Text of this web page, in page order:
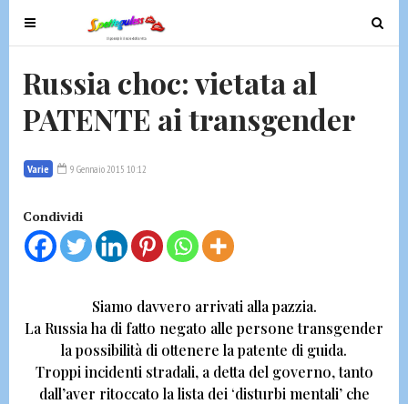
T
o
g
l
e
a
i
g
a
o
T
o
o
Russia choc: vietata al
PATENTE ai transgender
Varie 9 Gennaio 2015 10:12
Condividi
Siamo davvero arrivati alla pazzia.
La Russia ha di fatto negato alle persone transgender
la possibilità di ottenere la patente di guida.
Troppi incidenti stradali, a detta del governo, tanto
dall’aver ritoccato la lista dei ‘disturbi mentali’ che